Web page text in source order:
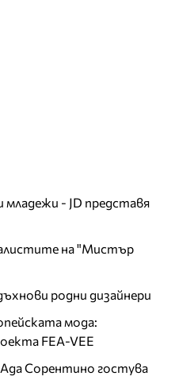
младежи - JD представя
на "Мистър
родни дизайнери
мода:
FEA-VEE
Сорентино гостува